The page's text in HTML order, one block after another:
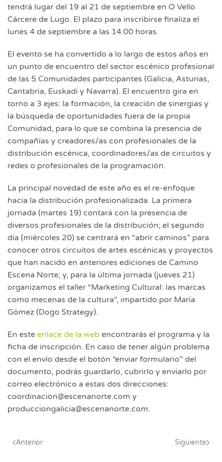
tendrá lugar del 19 al 21 de septiembre en O Vello
Cárcere de Lugo. El plazo para inscribirse finaliza el
lunes 4 de septiembre a las 14:00 horas.
El evento se ha convertido a lo largo de estos años en
un punto de encuentro del sector escénico profesional
de las 5 Comunidades participantes (Galicia, Asturias,
Cantabria, Euskadi y Navarra). El encuentro gira en
torno a 3 ejes: la formación, la creación de sinergias y
la búsqueda de oportunidades fuera de la propia
Comunidad, para lo que se combina la presencia de
compañías y creadores/as con profesionales de la
distribución escénica, coordinadores/as de circuitos y
redes o profesionales de la programación.
La principal novedad de este año es el re-enfoque
hacia la distribución profesionalizada. La primera
jornada (martes 19) contará con la presencia de
diversos profesionales de la distribución; el segundo
día (miércoles 20) se centrará en “abrir caminos” para
conocer otros circuitos de artes escénicas y proyectos
que han nacido en anteriores ediciones de Camino
Escena Norte; y, para la última jornada (jueves 21)
organizamos el taller “Marketing Cultural: las marcas
como mecenas de la cultura”, impartido por María
Gómez (Dogo Strategy).
En este enlace de la web encontrarás el programa y la
ficha de inscripción. En caso de tener algún problema
con el envío desde el botón “enviar formulario” del
documento, podrás guardarlo, cubrirlo y enviarlo por
correo electrónico a estas dos direcciones:
coordinacion@escenanorte.com y
producciongalicia@escenanorte.com.
Anterior Siguiente